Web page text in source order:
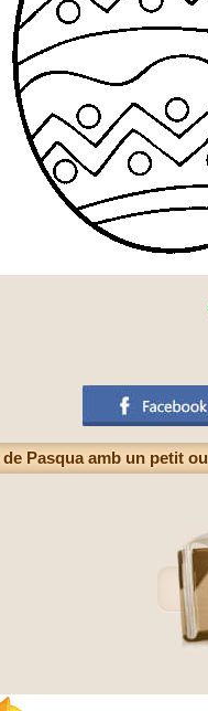
Pasqua amb un petit